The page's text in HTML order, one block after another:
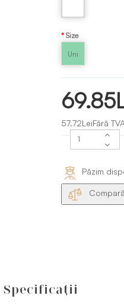
Size
Uni
57.72LeiFără
Păzim
Specificaţii